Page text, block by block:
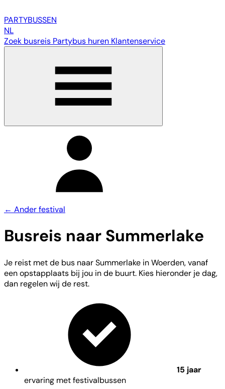
PARTYBUSSEN
NL
Zoek busreis Partybus huren Klantenservice
← Ander festival
Busreis naar Summerlake
Je reist met de bus naar Summerlake in Woerden, vanaf
een opstapplaats bij jou in de buurt. Kies hieronder je dag,
dan regelen wij de rest.
15 jaar
ervaring met festivalbussen